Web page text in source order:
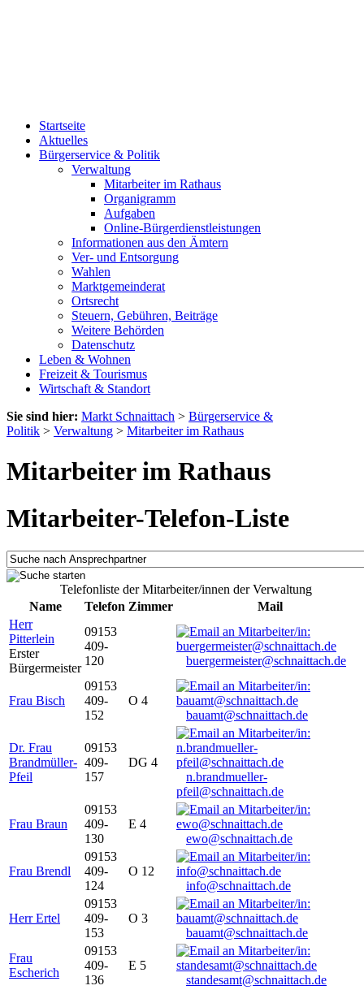
Startseite
Aktuelles
Bürgerservice & Politik
Verwaltung
Mitarbeiter im Rathaus
Organigramm
Aufgaben
Online-Bürgerdienstleistungen
Informationen aus den Ämtern
Ver- und Entsorgung
Wahlen
Marktgemeinderat
Ortsrecht
Steuern, Gebühren, Beiträge
Weitere Behörden
Datenschutz
Leben & Wohnen
Freizeit & Tourismus
Wirtschaft & Standort
Sie sind hier: Markt Schnaittach > Bürgerservice &
Politik > Verwaltung > Mitarbeiter im Rathaus
Mitarbeiter im Rathaus
Mitarbeiter-Telefon-Liste
Telefonliste der Mitarbeiter/innen der Verwaltung
Name
Telefon Zimmer
Mail
Herr
Pitterlein
Erster
Bürgermeister
09153
409-
120
buergermeister@schnaittach.de
Frau Bisch
09153
409-
152
O 4
bauamt@schnaittach.de
Dr. Frau
Brandmüller-
Pfeil
09153
409-
157
DG 4
n.brandmueller-
pfeil@schnaittach.de
Frau Braun
09153
409-
130
E 4
ewo@schnaittach.de
Frau Brendl
09153
409-
124
O 12
info@schnaittach.de
Herr Ertel
09153
409-
153
O 3
bauamt@schnaittach.de
Frau
Escherich
09153
409-
136
E 5
standesamt@schnaittach.de